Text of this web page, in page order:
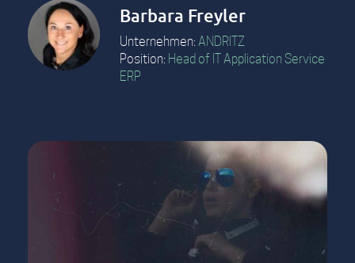
Barbara Freyler
Unternehmen: ANDRITZ
Position: Head of IT Application Service
ERP